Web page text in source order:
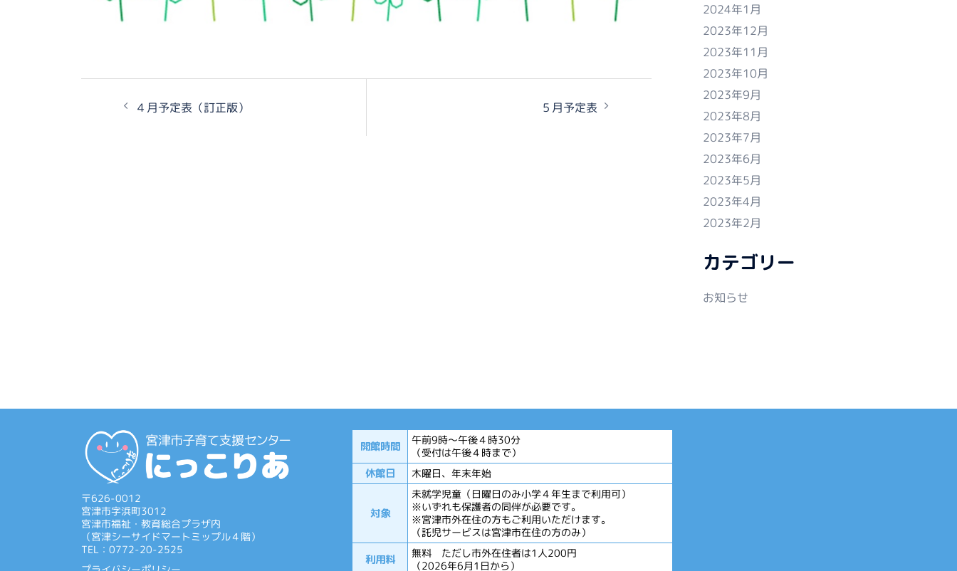
４月予定表（訂正版） ５月予定表
2024年1月
2023年12月
2023年11月
2023年10月
2023年9月
2023年8月
2023年7月
2023年6月
2023年5月
2023年4月
2023年2月
カテゴリー
お知らせ
〒626-0012
宮津市字浜町3012
宮津市福祉・教育総合プラザ内
（宮津シーサイドマートミップル４階）
TEL：0772-20-2525
開館時間
午前9時～午後４時30分
（受付は午後４時まで）
休館日
木曜日、年末年始
対象
未就学児童（日曜日のみ小学４年生まで利用可）
※いずれも保護者の同伴が必要です。
※宮津市外在住の方もご利用いただけます。
（託児サービスは宮津市在住の方のみ）
利用料
無料 ただし市外在住者は1人200円
（2026年6月1日から）